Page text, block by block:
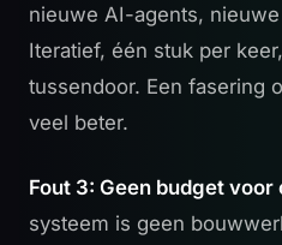
nieuwe AI-agents,
Iteratief, één stuk per
tussendoor. Een fasering
veel beter.
Fout 3: Geen budget voor
systeem is geen